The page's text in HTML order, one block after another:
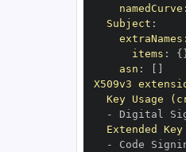
namedCurve :
Subject :
extraNames :
items : {
asn :
X509v3
Key Usage
-
Extended Key
-